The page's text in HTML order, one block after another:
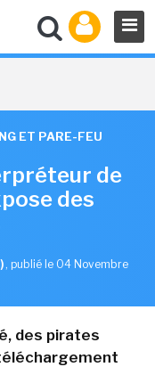
ET PARE-FEU
de
des
, publié le 04 Novembre
des pirates